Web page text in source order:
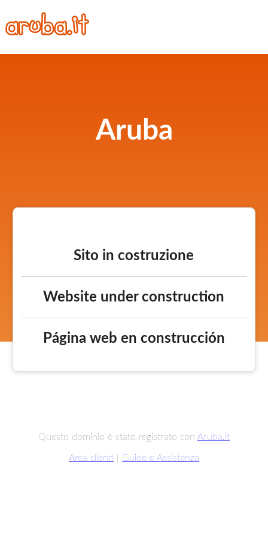
Aruba
Sito in costruzione
Website under construction
Página web en construcción
Questo dominio è stato registrato con Aruba.it
Area clienti Guide e Assistenza